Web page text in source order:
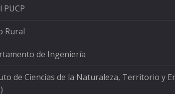
PUCP
Rural
de Ingeniería
de Ciencias de la Naturaleza, Territorio y